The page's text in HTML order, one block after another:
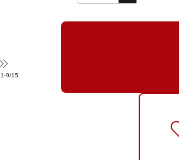
1-9/15